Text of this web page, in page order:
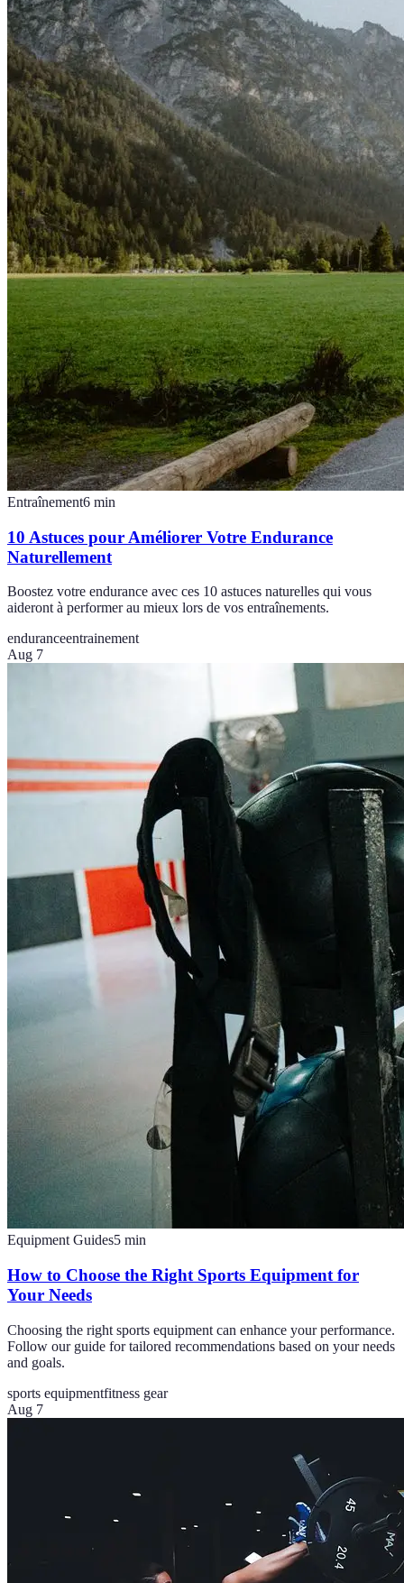
Entraînement6 min
10 Astuces pour Améliorer Votre Endurance
Naturellement
Boostez votre endurance avec ces 10 astuces naturelles qui vous
aideront à performer au mieux lors de vos entraînements.
enduranceentrainement
Aug 7
Equipment Guides5 min
How to Choose the Right Sports Equipment for
Your Needs
Choosing the right sports equipment can enhance your performance.
Follow our guide for tailored recommendations based on your needs
and goals.
sports equipmentfitness gear
Aug 7